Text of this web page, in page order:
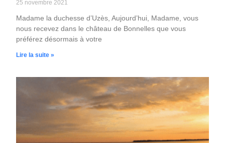
25 novembre 2021
Madame la duchesse d’Uzès, Aujourd’hui, Madame, vous
nous recevez dans le château de Bonnelles que vous
préférez désormais à votre
Lire la suite »